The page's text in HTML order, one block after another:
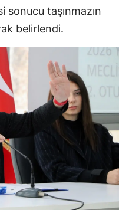
sonucu taşınmazın
belirlendi.